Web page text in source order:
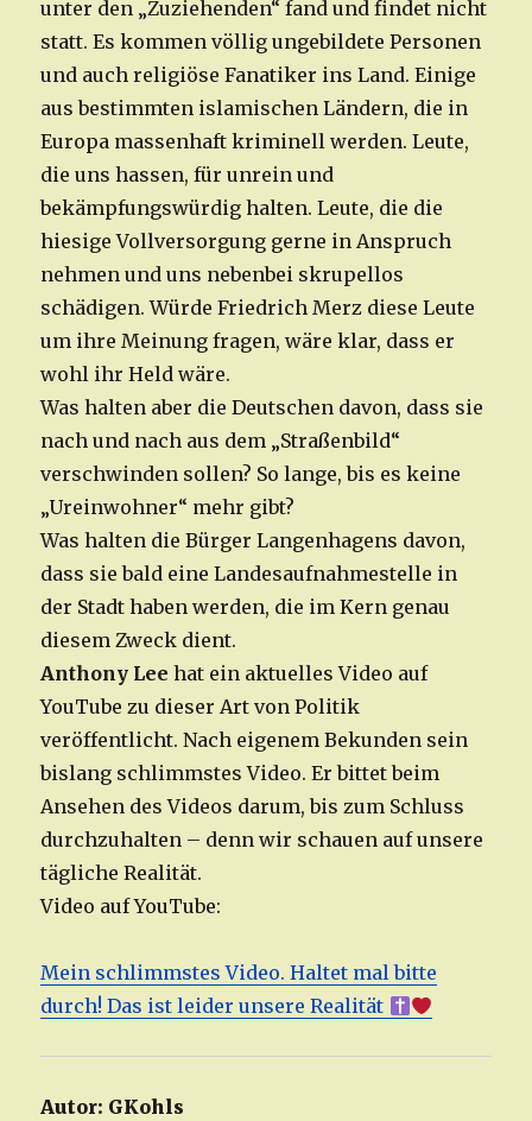
unter den „Zuziehenden“ fand und findet nicht
statt. Es kommen völlig ungebildete Personen
und auch religiöse Fanatiker ins Land. Einige
aus bestimmten islamischen Ländern, die in
Europa massenhaft kriminell werden. Leute,
die uns hassen, für unrein und
bekämpfungswürdig halten. Leute, die die
hiesige Vollversorgung gerne in Anspruch
nehmen und uns nebenbei skrupellos
schädigen. Würde Friedrich Merz diese Leute
um ihre Meinung fragen, wäre klar, dass er
wohl ihr Held wäre.
Was halten aber die Deutschen davon, dass sie
nach und nach aus dem „Straßenbild“
verschwinden sollen? So lange, bis es keine
„Ureinwohner“ mehr gibt?
Was halten die Bürger Langenhagens davon,
dass sie bald eine Landesaufnahmestelle in
der Stadt haben werden, die im Kern genau
diesem Zweck dient.
Anthony Lee hat ein aktuelles Video auf
YouTube zu dieser Art von Politik
veröffentlicht. Nach eigenem Bekunden sein
bislang schlimmstes Video. Er bittet beim
Ansehen des Videos darum, bis zum Schluss
durchzuhalten – denn wir schauen auf unsere
tägliche Realität.
Video auf YouTube:
Mein schlimmstes Video. Haltet mal bitte
durch! Das ist leider unsere Realität
Autor: GKohls